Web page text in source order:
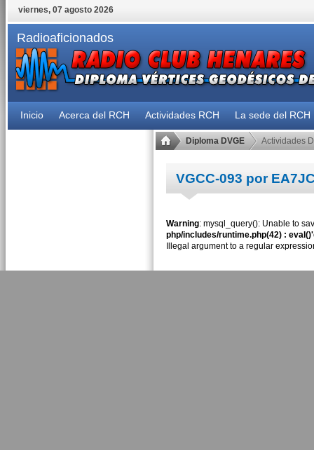
viernes, 07 agosto 2026
Radioaficionados
Inicio Acerca del RCH Actividades RCH La sede del RCH
Diploma DVGE Actividades
VGCC-093 por
Warning: mysql_query(): Unable to
php/includes/runtime.php(42) :
Illegal argument to a regular